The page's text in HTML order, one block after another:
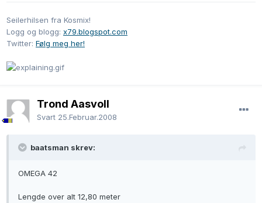
Seilerhilsen fra Kosmix!
Logg og blogg: x79.blogspot.com
Twitter: Følg meg her!
Trond Aasvoll
Svart 25.Februar.2008
baatsman skrev:
OMEGA 42
Lengde over alt 12,80 meter